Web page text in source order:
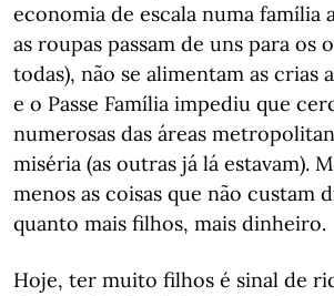
economia de escala numa família
as roupas passam de uns para os
todas), não se alimentam as crias
e o Passe Família impediu que
numerosas das áreas
miséria (as outras já lá estavam).
menos as coisas que não custam
quanto mais filhos, mais dinheiro.
Hoje, ter muito filhos é sinal de